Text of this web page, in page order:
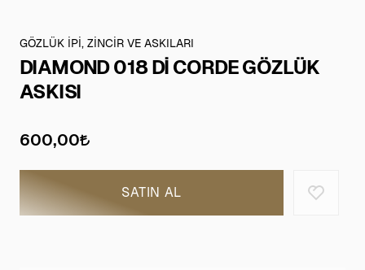
GÖZLÜK İPİ, ZİNCİR VE ASKILARI
DIAMOND 018 Dİ CORDE GÖZLÜK
ASKISI
600,00
SATIN AL